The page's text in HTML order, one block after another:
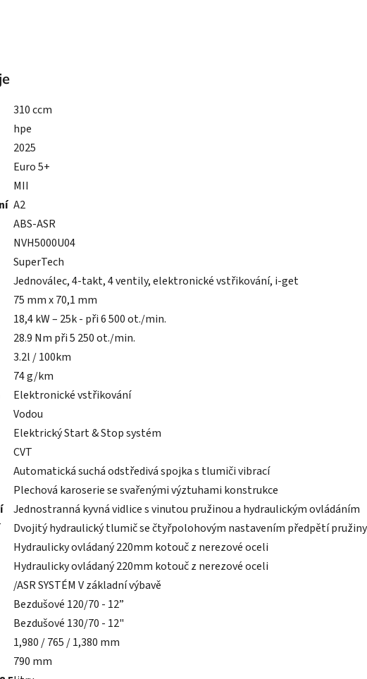
310 ccm
hpe
2025
Euro 5+
MII
A2
ABS-ASR
NVH5000U04
SuperTech
Jednoválec, 4-takt, 4 ventily, elektronické vstřikování, i-get
75 mm x 70,1 mm
18,4 kW – 25k - při 6 500 ot./min.
28.9 Nm při 5 250 ot./min.
3.2l / 100km
74 g/km
Elektronické vstřikování
Vodou
Elektrický Start & Stop systém
CVT
Automatická suchá odstředivá spojka s tlumiči vibrací
Plechová karoserie se svařenými výztuhami konstrukce
Jednostranná kyvná vidlice s vinutou pružinou a hydraulickým ovládáním
Dvojitý hydraulický tlumič se čtyřpolohovým nastavením předpětí pružiny
Hydraulicky ovládaný 220mm kotouč z nerezové oceli
Hydraulicky ovládaný 220mm kotouč z nerezové oceli
/ASR SYSTÉM V základní výbavě
Bezdušové 120/70 - 12”
Bezdušové 130/70 - 12"
1,980 / 765 / 1,380 mm
790 mm